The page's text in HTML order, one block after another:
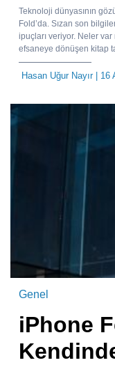
Teknoloji dünyasının
Fold’da. Sızan son
ipuçları veriyor. Neler
efsaneye dönüşen kitap
Hasan Uğur Nayır| 16
Genel
iPhone